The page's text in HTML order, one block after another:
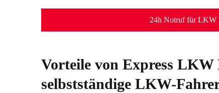
24h Notruf für LKW
Vorteile von Express LKW
selbstständige LKW-